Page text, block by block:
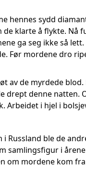
hennes sydd
klarte å flykte. Nå
ga seg ikke så
Før mordene dro
de myrdede blod.
denne natten.
Arbeidet i hjel i
Russland ble de
samlingsfigur i
mordene kom fra